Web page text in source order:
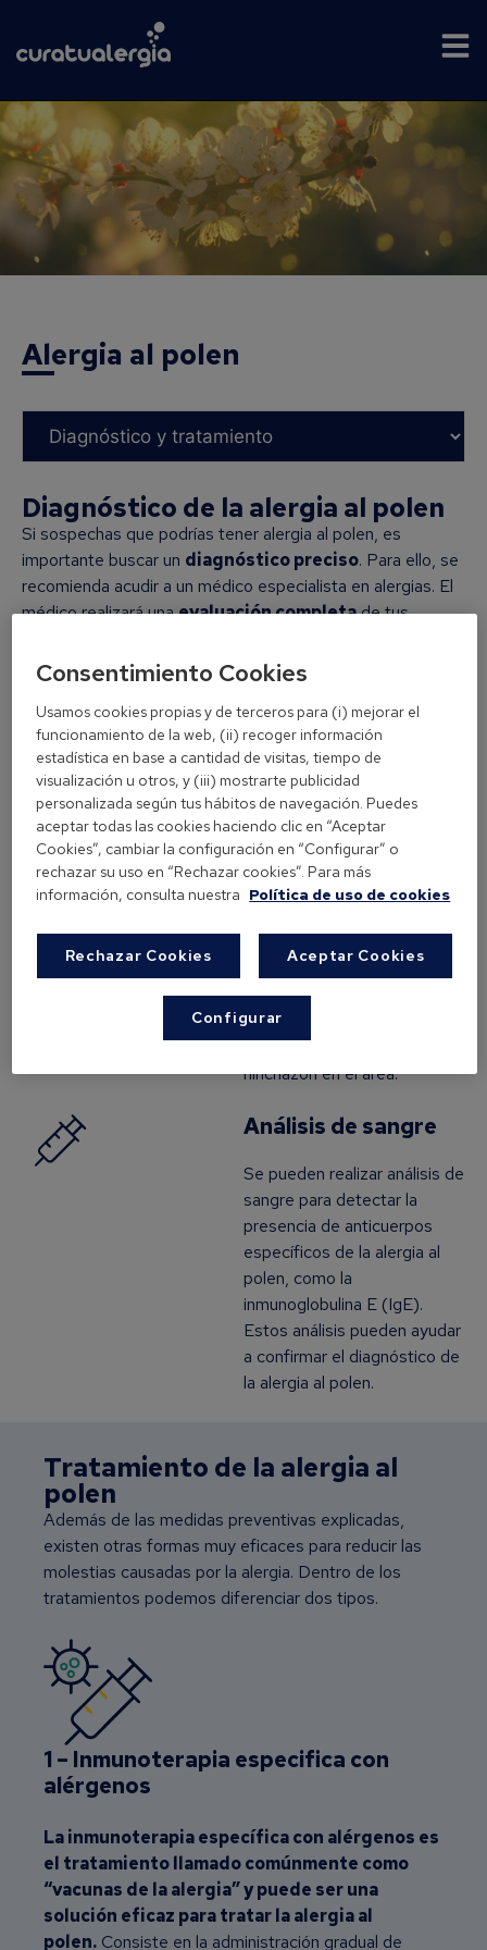
Alergia al polen
Diagnóstico de la alergia al polen
Si sospechas que podrías tener alergia al polen, es
importante buscar un diagnóstico preciso. Para ello, se
recomienda acudir a un médico especialista en alergias. El
médico realizará unaevaluación completade tus
específicas para confirmar la alergia al polen. Estas
Los métodos más empleados en
el diagnóstico de la alergia al
polen son los siguientes:
Pruebas cutáneas
Se realizan aplicando
piel y se observa la reacción
alérgica. Si eres alérgico al
polen, se formarán ronchas o
habrá enrojecimiento e
hinchazón en el área.
Análisis de sangre
Se pueden realizar análisis de
sangre para detectar la
presencia de anticuerpos
específicos de la alergia al
polen, como la
inmunoglobulina E (IgE).
Estos análisis pueden ayudar
a confirmar el diagnóstico de
la alergia al polen.
Tratamiento de la alergia al
polen
Además de las medidas preventivas explicadas,
existen otras formas muy eficaces para reducir las
molestias causadas por la alergia. Dentro de los
tratamientos podemos diferenciar dos tipos.
1 – Inmunoterapia especifica con
alérgenos
La inmunoterapia específica con alérgenos es
el tratamiento llamado comúnmente como
“vacunas de la alergia” y puede ser una
solución eficaz para tratar la alergia al
polen. Consiste en la administración gradual de
Consentimiento Cookies
Usamos cookies propias y de terceros para (i) mejorar el
funcionamiento de la web, (ii) recoger información
estadística en base a cantidad de visitas, tiempo de
visualización u otros, y (iii) mostrarte publicidad
personalizada según tus hábitos de navegación. Puedes
aceptar todas las cookies haciendo clic en “Aceptar
Cookies”, cambiar la configuración en “Configurar” o
rechazar su uso en “Rechazar cookies”. Para más
información, consulta nuestra Política de uso de cookies
Rechazar Cookies Aceptar Cookies
Configurar